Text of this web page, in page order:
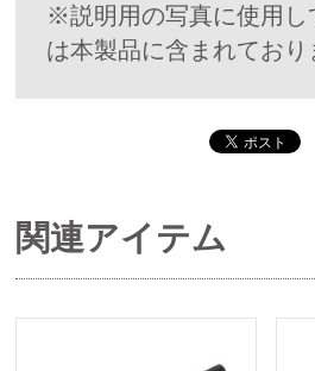
※説明用の写真に使用し
は本製品に含まれており
関連アイテム